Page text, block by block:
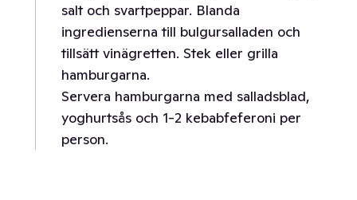
salt och svartpeppar. Blanda
ingredienserna till bulgursalladen och
tillsätt vinägretten. Stek eller grilla
hamburgarna.
Servera hamburgarna med salladsblad,
yoghurtsås och 1-2 kebabfeferoni per
person.